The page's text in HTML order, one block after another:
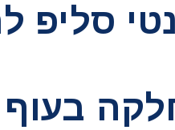
סליפ